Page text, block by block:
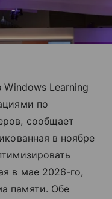
Windows Learning
по
сообщает
в ноябре
в мае 2026-го,
памяти. Обе